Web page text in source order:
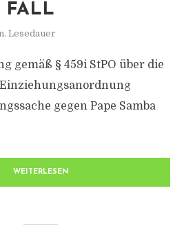
FALL
Lesedauer
gemäß § 459i StPO über die
gegen Pape Samba
WEITERLESEN